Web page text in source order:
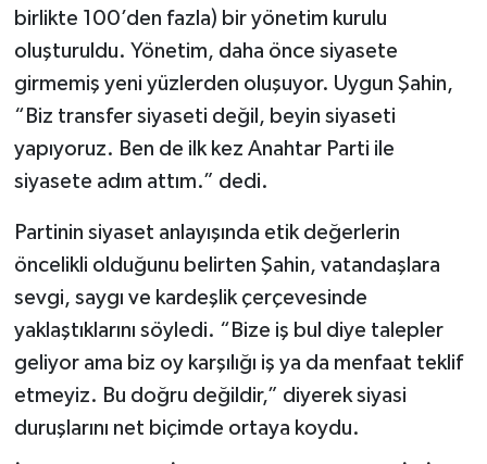
birlikte 100’den fazla) bir yönetim kurulu
oluşturuldu. Yönetim, daha önce siyasete
girmemiş yeni yüzlerden oluşuyor. Uygun Şahin,
“Biz transfer siyaseti değil, beyin siyaseti
yapıyoruz. Ben de ilk kez Anahtar Parti ile
siyasete adım attım.” dedi.
Partinin siyaset anlayışında etik değerlerin
öncelikli olduğunu belirten Şahin, vatandaşlara
sevgi, saygı ve kardeşlik çerçevesinde
yaklaştıklarını söyledi. “Bize iş bul diye talepler
geliyor ama biz oy karşılığı iş ya da menfaat teklif
etmeyiz. Bu doğru değildir,” diyerek siyasi
duruşlarını net biçimde ortaya koydu.